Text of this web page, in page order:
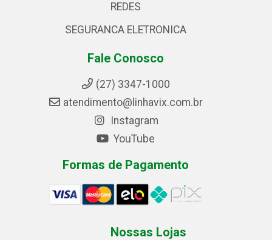
REDES
SEGURANCA ELETRONICA
Fale Conosco
(27) 3347-1000
atendimento@linhavix.com.br
Instagram
YouTube
Formas de Pagamento
Nossas Lojas